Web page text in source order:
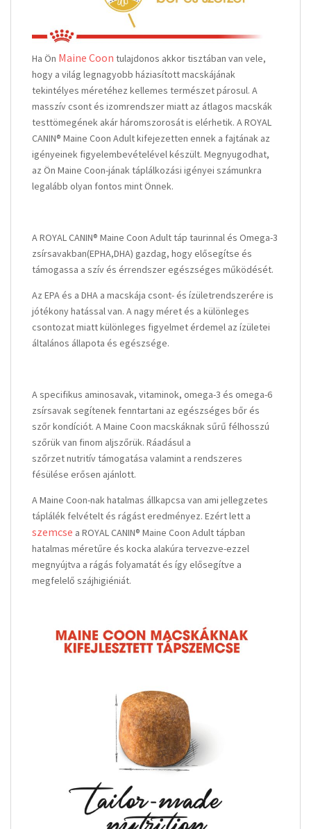
Ha Ön Maine Coon tulajdonos akkor tisztában van vele,
hogy a világ legnagyobb háziasított macskájának
tekintélyes méretéhez kellemes természet párosul. A
masszív csont és izomrendszer miatt az átlagos macskák
testtömegének akár háromszorosát is elérhetik. A ROYAL
CANIN® Maine Coon Adult kifejezetten ennek a fajtának az
igényeinek figyelembevételével készült. Megnyugodhat,
az Ön Maine Coon-jának táplálkozási igényei számunkra
legalább olyan fontos mint Önnek.
A ROYAL CANIN® Maine Coon Adult táp taurinnal és Omega-3
zsírsavakban(EPHA,DHA) gazdag, hogy elősegítse és
támogassa a szív és érrendszer egészséges működését.
Az EPA és a DHA a macskája csont- és ízületrendszerére is
jótékony hatással van. A nagy méret és a különleges
csontozat miatt különleges figyelmet érdemel az ízületei
általános állapota és egészsége.
A specifikus aminosavak, vitaminok, omega-3 és omega-6
zsírsavak segítenek fenntartani az egészséges bőr és
szőr kondíciót. A Maine Coon macskáknak sűrű félhosszú
szőrük van finom aljszőrük. Ráadásul a
szőrzet nutritív támogatása valamint a rendszeres
fésülése erősen ajánlott.
A Maine Coon-nak hatalmas állkapcsa van ami jellegzetes
táplálék felvételt és rágást eredményez. Ezért lett a
szemcse a ROYAL CANIN® Maine Coon Adult tápban
hatalmas méretűre és kocka alakúra tervezve-ezzel
megnyújtva a rágás folyamatát és így elősegítve a
megfelelő szájhigiéniát.